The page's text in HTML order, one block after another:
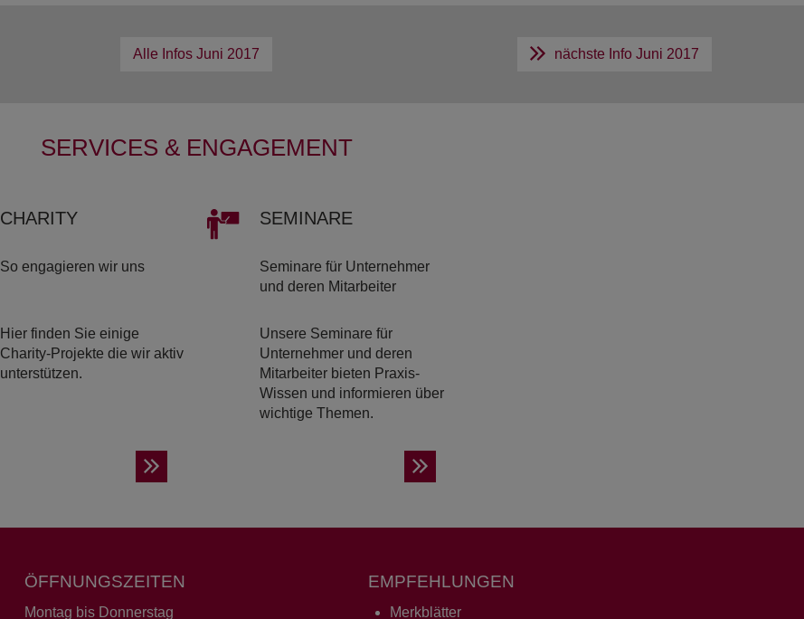
Alle Infos Juni 2017 nächste Info Juni 2017
SERVICES & ENGAGEMENT
CHA­RI­TY
So engagieren wir uns
Hier finden Sie einige
Charity-Projekte die wir aktiv
unterstützen.
SE­MI­NA­RE
Seminare für Unternehmer
und deren Mitarbeiter
Unsere Seminare für
Unternehmer und deren
Mitarbeiter bieten Praxis-
Wissen und informieren über
wichtige Themen.
ÖFFNUNGSZEITEN
Montag bis Donnerstag
EMPFEHLUNGEN
Merkblätter